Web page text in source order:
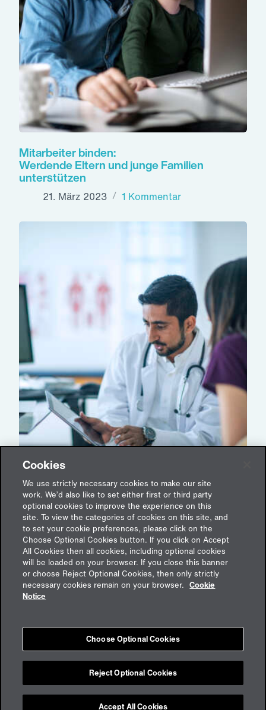
Mitarbeiter binden:
Werdende Eltern und junge Familien
unterstützen
21. März 2023 1 Kommentar
Erfolgsfaktoren der betrieblichen
Krankenversicherung
18. Februar 2021
Feedback
Impressum
Datenschutz
Cookies
We use strictly necessary cookies to make our site
work. We’d also like to set either first or third party
optional cookies to improve the experience on this
site. To view the categories of cookies on this site, and
to set your cookie preferences, please click on the
Choose Optional Cookies button. If you click on Accept
All Cookies then all cookies, including optional cookies
will be loaded on your browser. If you close this banner
or choose Reject Optional Cookies, then only strictly
necessary cookies remain on your browser. Cookie
Notice
Choose Optional Cookies
Reject Optional Cookies
Accept All Cookies